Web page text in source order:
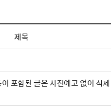
제목
포함된 글은 사전예고 없이 삭